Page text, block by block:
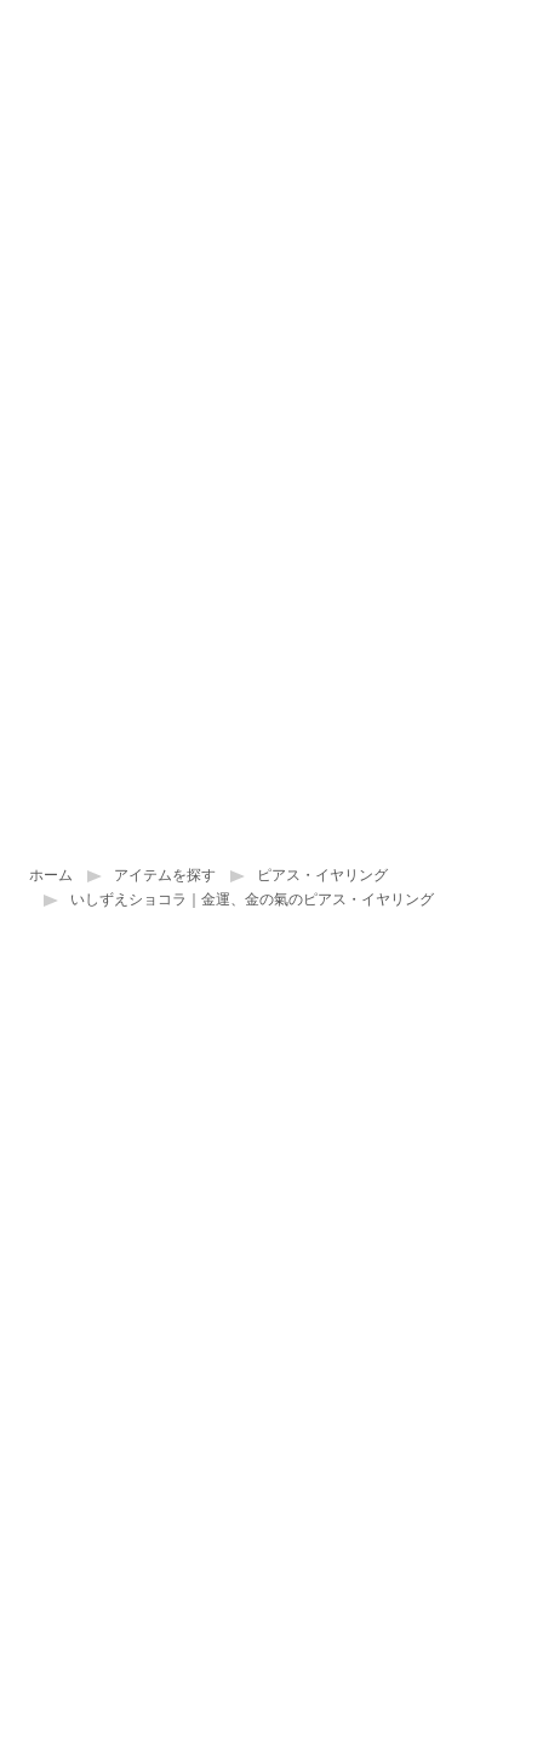
ホーム アイテムを探す
ピアス・イヤリング
いしずえショコラ｜金運、金の氣のピアス・イヤリング